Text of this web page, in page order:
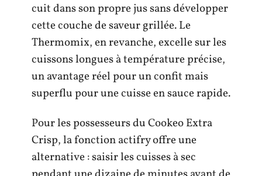
cuit dans son propre jus sans développer
cette couche de saveur grillée. Le
Thermomix, en revanche, excelle sur les
cuissons longues à température précise,
un avantage réel pour un confit mais
superflu pour une cuisse en sauce rapide.
Pour les possesseurs du Cookeo Extra
Crisp, la fonction actifry offre une
alternative : saisir les cuisses à sec